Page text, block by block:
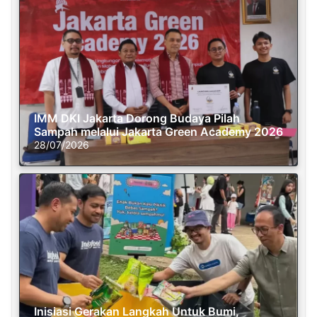
IMM DKI Jakarta Dorong Budaya Pilah
Sampah melalui Jakarta Green Academy 2026
28/07/2026
Inisiasi Gerakan Langkah Untuk Bumi,